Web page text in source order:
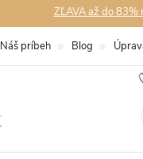
ZĽAVA až do 83%
Náš príbeh Blog